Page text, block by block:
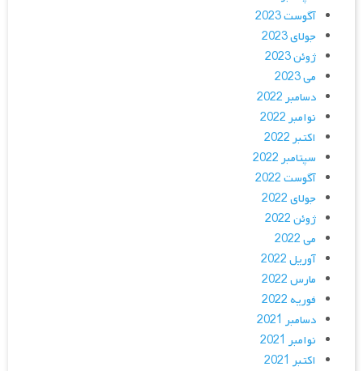
آگوست 2023
جولای 2023
ژوئن 2023
می 2023
دسامبر 2022
نوامبر 2022
اکتبر 2022
سپتامبر 2022
آگوست 2022
جولای 2022
ژوئن 2022
می 2022
آوریل 2022
مارس 2022
فوریه 2022
دسامبر 2021
نوامبر 2021
اکتبر 2021